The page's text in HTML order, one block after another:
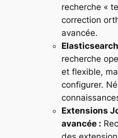
recherche «
correction
avancée.
recherche
et flexible,
configurer.
Extensions
avancée :